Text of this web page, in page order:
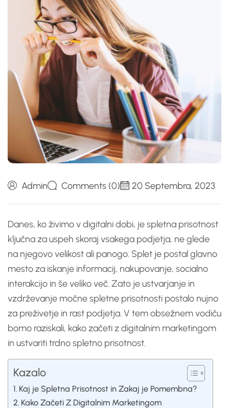
Admin Comments (0) 20 Septembra, 2023
Danes, ko živimo v digitalni dobi, je spletna prisotnost
ključna za uspeh skoraj vsakega podjetja, ne glede
na njegovo velikost ali panogo. Splet je postal glavno
mesto za iskanje informacij, nakupovanje, socialno
interakcijo in še veliko več. Zato je ustvarjanje in
vzdrževanje močne spletne prisotnosti postalo nujno
za preživetje in rast podjetja. V tem obsežnem vodiču
bomo raziskali, kako začeti z digitalnim marketingom
in ustvariti trdno spletno prisotnost.
Kazalo
Kaj je Spletna Prisotnost in Zakaj je Pomembna?
Kako Začeti Z Digitalnim Marketingom